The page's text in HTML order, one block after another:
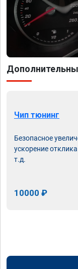
Чип тюнинг
Безопасное
ускорение
т.д.
10000 ₽